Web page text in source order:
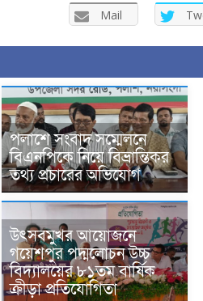
Mail
পলাশে সংবাদ সম্মেলনে
বিএনপিকে নিয়ে বিভ্রান্তিকর
তথ্য প্রচারের অভিযোগ
উৎসবমুখর আয়োজনে
গয়েশপুর পদ্মলোচন উচ্চ
বিদ্যালয়ের ৮১তম বার্ষিক
ক্রীড়া প্রতিযোগিতা